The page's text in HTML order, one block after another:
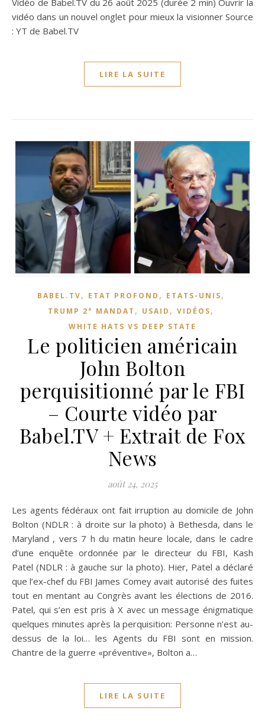
vidéo dans un nouvel onglet pour mieux la visionner Source
: YT de Babel.TV
LIRE LA SUITE
BABEL.TV, ETAT PROFOND , ETATS-UNIS,
TRUMP 2° MANDAT , USAID , VIDÉOS,
WHITE HATS VS DEEP STATE
Le politicien américain
John Bolton
perquisitionné par le FBI
– Courte vidéo par
Babel.TV + Extrait de Fox
News
août 24, 2025
Les agents fédéraux ont fait irruption au domicile de John
Bolton (NDLR : à droite sur la photo) à Bethesda, dans le
Maryland , vers 7 h du matin heure locale, dans le cadre
d’une enquête ordonnée par le directeur du FBI, Kash
Patel (NDLR : à gauche sur la photo). Hier, Patel a déclaré
que l’ex-chef du FBI James Comey avait autorisé des fuites
tout en mentant au Congrès avant les élections de 2016.
Patel, qui s’en est pris à X avec un message énigmatique
quelques minutes après la perquisition: Personne n’est au-
dessus de la loi… les Agents du FBI sont en mission.
Chantre de la guerre «préventive», Bolton a…
LIRE LA SUITE